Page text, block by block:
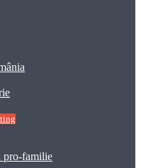
pro-familie